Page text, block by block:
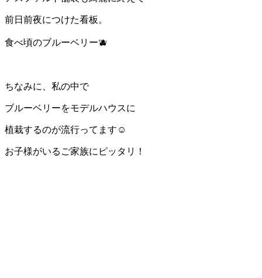
前日前夜につけた看板。
食べ頃のブルーベリー🫐
ちなみに、私の中で
ブルーベリーをモデルハウスに
植栽するのが流行ってます☺️
お子様がいるご家族にピッタリ！